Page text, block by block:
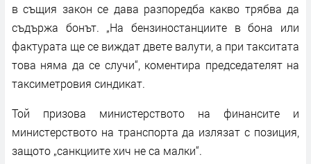
в същия закон се дава разпоредба какво трябва да
съдържа бонът. „На бензиностанциите в бона или
фактурата ще се виждат двете валути, а при такситата
това няма да се случи“, коментира председателят на
таксиметровия синдикат.
Той призова министерството на финансите и
министерството на транспорта да излязат с позиция,
защото „санкциите хич не са малки“.